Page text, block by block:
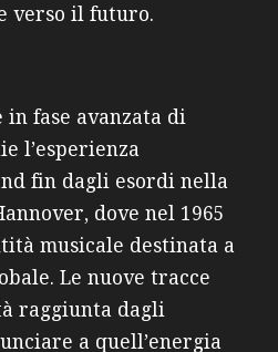
verso il futuro.
fase avanzata di
l’esperienza
fin dagli esordi nella
dove nel 1965
musicale destinata a
Le nuove tracce
raggiunta dagli
a quell’energia